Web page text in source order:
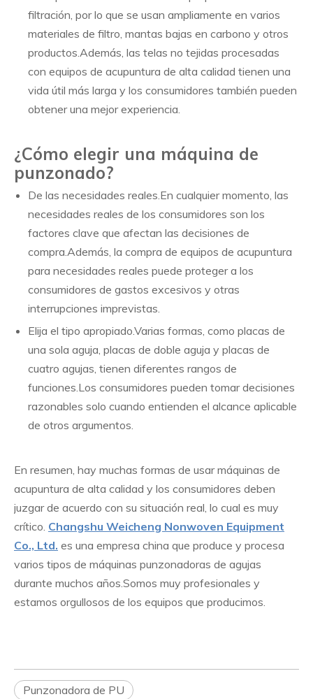
filtración, por lo que se usan ampliamente en varios
materiales de filtro, mantas bajas en carbono y otros
productos.Además, las telas no tejidas procesadas
con equipos de acupuntura de alta calidad tienen una
vida útil más larga y los consumidores también pueden
obtener una mejor experiencia.
¿Cómo elegir una máquina de
punzonado?
De las necesidades reales.En cualquier momento, las
necesidades reales de los consumidores son los
factores clave que afectan las decisiones de
compra.Además, la compra de equipos de acupuntura
para necesidades reales puede proteger a los
consumidores de gastos excesivos y otras
interrupciones imprevistas.
Elija el tipo apropiado.Varias formas, como placas de
una sola aguja, placas de doble aguja y placas de
cuatro agujas, tienen diferentes rangos de
funciones.Los consumidores pueden tomar decisiones
razonables solo cuando entienden el alcance aplicable
de otros argumentos.
En resumen, hay muchas formas de usar máquinas de
acupuntura de alta calidad y los consumidores deben
juzgar de acuerdo con su situación real, lo cual es muy
crítico. Changshu Weicheng Nonwoven Equipment
Co., Ltd. es una empresa china que produce y procesa
varios tipos de máquinas punzonadoras de agujas
durante muchos años.Somos muy profesionales y
estamos orgullosos de los equipos que producimos.
Punzonadora de PU